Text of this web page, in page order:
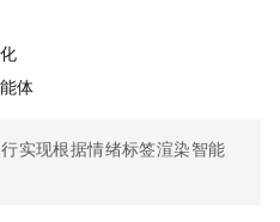
体
实现根据情绪标签渲染智能